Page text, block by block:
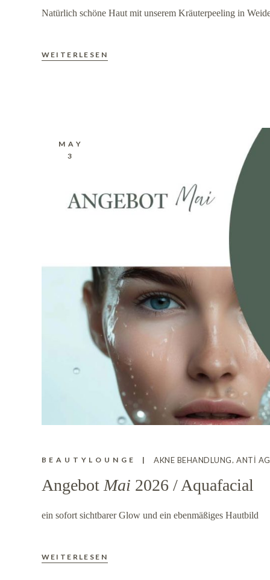
Natürlich schöne Haut mit unserem Kräuterpeeling in
WEITERLESEN
MAY
3
BEAUTYLOUNGE AKNE BEHANDLUNG ANTI
Angebot Mai 2026 / Aquafacial
ein sofort sichtbarer Glow und ein ebenmäßiges Hautbild
WEITERLESEN